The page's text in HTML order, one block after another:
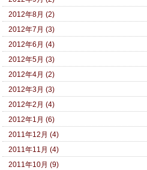
2012年8月 (2)
2012年7月 (3)
2012年6月 (4)
2012年5月 (3)
2012年4月 (2)
2012年3月 (3)
2012年2月 (4)
2012年1月 (6)
2011年12月 (4)
2011年11月 (4)
2011年10月 (9)